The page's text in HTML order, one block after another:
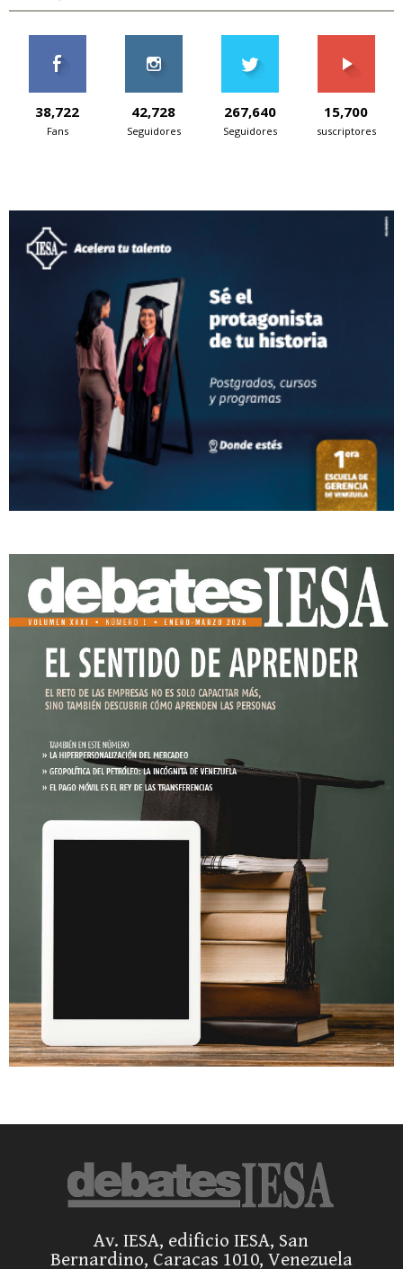
38,722
Fans
42,728
Seguidores
267,640
Seguidores
15,700
suscriptores
Av. IESA, edificio IESA, San
Bernardino, Caracas 1010, Venezuela